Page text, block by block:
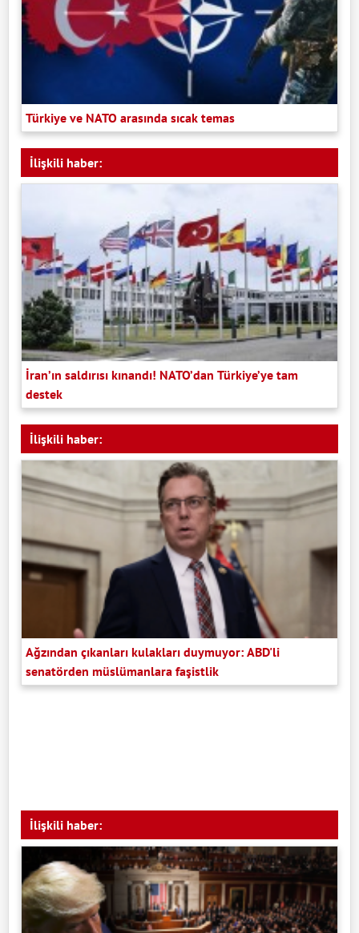
Türkiye ve NATO arasında sıcak temas
İlişkili haber:
İran’ın saldırısı kınandı! NATO’dan Türkiye’ye tam
destek
İlişkili haber:
Ağzından çıkanları kulakları duymuyor: ABD'li
senatörden müslümanlara faşistlik
İlişkili haber: